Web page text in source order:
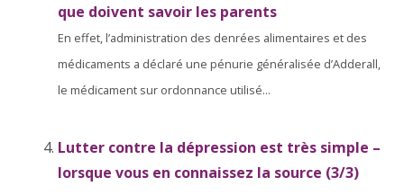
que doivent savoir les parents
En effet, l’administration des denrées alimentaires et des
médicaments a déclaré une pénurie généralisée d’Adderall,
le médicament sur ordonnance utilisé...
Lutter contre la dépression est très simple –
lorsque vous en connaissez la source (3/3)